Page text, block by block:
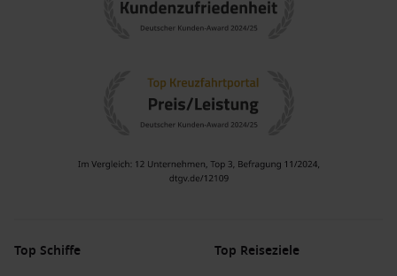
: Indonesien ist ein Land voller Diversität und
Kultur, von den Balinesischen Reisfeldern bis hin zu den
: Die Nähe zu Australien macht es einfach,
Kreuzfahrten zu kombinieren, die beides, das Abenteuer in
der Natur und den Zugang zu urbanen Landschaften
Australien und Neuseeland: Diese Region bietet viele
spannende Reiseziele, die eine perfekte Mischung aus
China: Kreuzfahrten nach China sind eine großartige
Top Schiffe Top Reiseziele